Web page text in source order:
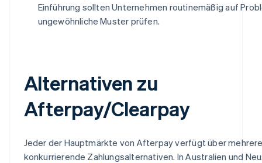
Einführung sollten Unternehmen routinemäßig auf
ungewöhnliche Muster prüfen.
Alternativen zu
Afterpay/Clearpay
Jeder der Hauptmärkte von Afterpay verfügt über
konkurrierende Zahlungsalternativen. In Australien und